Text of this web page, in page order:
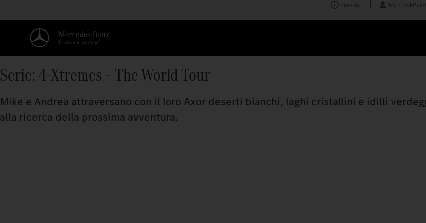
Provider My
Serie: 4-Xtremes – The World Tour
Mike e Andrea attraversano con il loro Axor deserti bianchi, laghi cristallini e idilli
alla ricerca della prossima avventura.